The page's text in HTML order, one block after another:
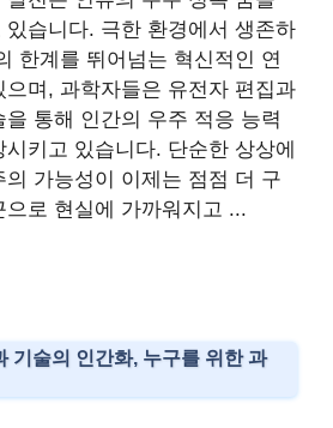
있습니다. 극한 환경에서 생존하
한계를 뛰어넘는 혁신적인 연
으며, 과학자들은 유전자 편집과
통해 인간의 우주 적응 능력
키고 있습니다. 단순한 상상에
가능성이 이제는 점점 더 구
로 현실에 가까워지고 ...
기술의 인간화, 누구를 위한 과